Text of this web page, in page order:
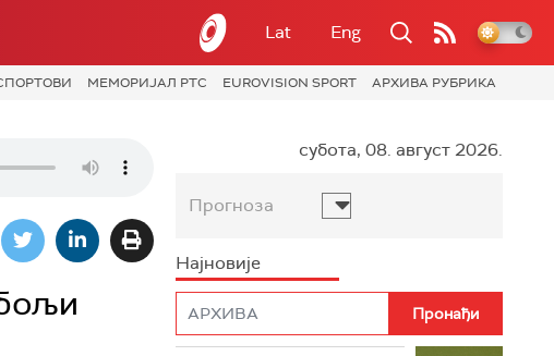
Lat Eng
МЕМОРИЈАЛ РТС EUROVISION SPORT АРХИВА РУБРИКА
субота, 08. август 2026.
Прогноза
Најновије